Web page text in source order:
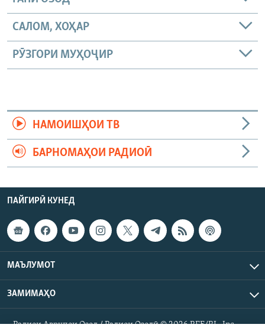
САЛОМ, ХОҲАР
РӮЗГОРИ МУҲОҶИР
НАМОИШҲОИ ТВ
БАРНОМАҲОИ РАДИОӢ
ПАЙГИРӢ КУНЕД
МАЪЛУМОТ
ЗАМИМАҲО
Радиои Аврупои Озод / Радиои Озодӣ © 2026 RFE/RL. Inc.